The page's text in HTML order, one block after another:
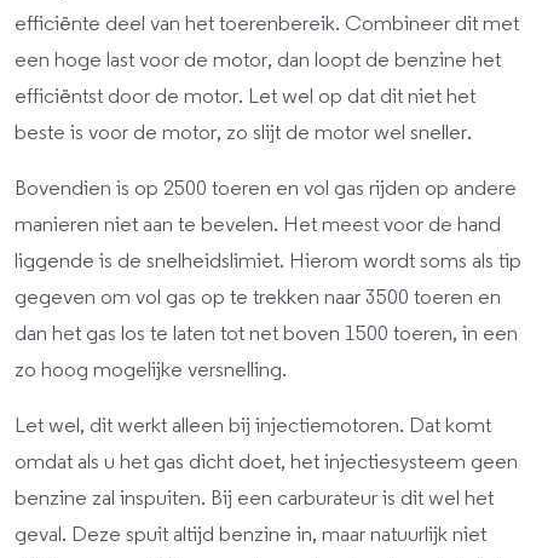
efficiënte deel van het toerenbereik. Combineer dit met
een hoge last voor de motor, dan loopt de benzine het
efficiëntst door de motor. Let wel op dat dit niet het
beste is voor de motor, zo slijt de motor wel sneller.
Bovendien is op 2500 toeren en vol gas rijden op andere
manieren niet aan te bevelen. Het meest voor de hand
liggende is de snelheidslimiet. Hierom wordt soms als tip
gegeven om vol gas op te trekken naar 3500 toeren en
dan het gas los te laten tot net boven 1500 toeren, in een
zo hoog mogelijke versnelling.
Let wel, dit werkt alleen bij injectiemotoren. Dat komt
omdat als u het gas dicht doet, het injectiesysteem geen
benzine zal inspuiten. Bij een carburateur is dit wel het
geval. Deze spuit altijd benzine in, maar natuurlijk niet